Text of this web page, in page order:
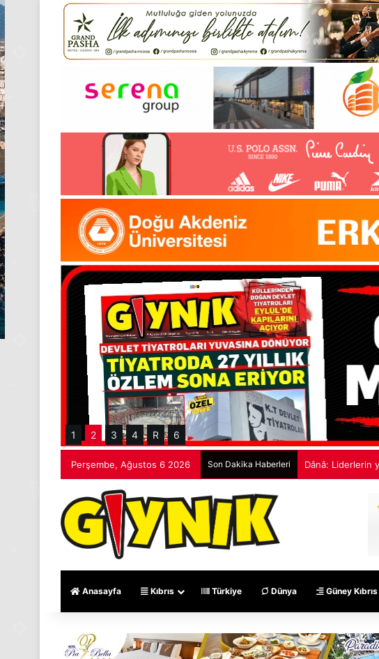
1 2 3 4 R 6
Perşembe, Ağustos 6 2026 Son Dakika Haberleri Dânâ: Liderlerin
Anasayfa Kıbrıs Türkiye Dünya Güney Kıbrıs